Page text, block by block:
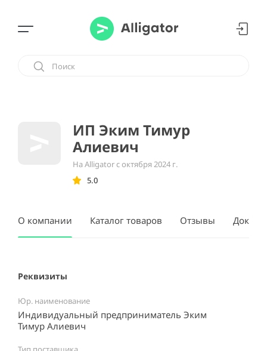
ИП Эким Тимур
Алиевич
На Alligator с октября 2024 г.
5.0
О компании Каталог товаров Отзывы
Реквизиты
Юр. наименование
Индивидуальный предприниматель Эким
Тимур Алиевич